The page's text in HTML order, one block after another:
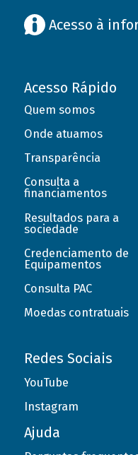
Acesso à
Acesso Rápido
Quem somos
Onde atuamos
Transparência
Consulta a
financiamentos
Resultados para a
sociedade
Credenciamento de
Equipamentos
Consulta PAC
Moedas contratuais
Redes Sociais
YouTube
Instagram
Ajuda